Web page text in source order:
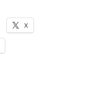
X